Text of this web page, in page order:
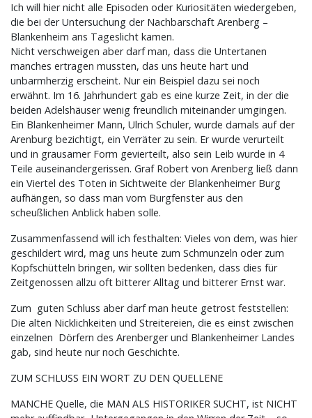
Ich will hier nicht alle Episoden oder Kuriositäten wiedergeben,
die bei der Untersuchung der Nachbarschaft Arenberg –
Blankenheim ans Tageslicht kamen.
Nicht verschweigen aber darf man, dass die Untertanen
manches ertragen mussten, das uns heute hart und
unbarmherzig erscheint. Nur ein Beispiel dazu sei noch
erwähnt. Im 16. Jahrhundert gab es eine kurze Zeit, in der die
beiden Adelshäuser wenig freundlich miteinander umgingen.
Ein Blankenheimer Mann, Ulrich Schuler, wurde damals auf der
Arenburg bezichtigt, ein Verräter zu sein. Er wurde verurteilt
und in grausamer Form gevierteilt, also sein Leib wurde in 4
Teile auseinandergerissen. Graf Robert von Arenberg ließ dann
ein Viertel des Toten in Sichtweite der Blankenheimer Burg
aufhängen, so dass man vom Burgfenster aus den
scheußlichen Anblick haben solle.
Zusammenfassend will ich festhalten: Vieles von dem, was hier
geschildert wird, mag uns heute zum Schmunzeln oder zum
Kopfschütteln bringen, wir sollten bedenken, dass dies für
Zeitgenossen allzu oft bitterer Alltag und bitterer Ernst war.
Zum guten Schluss aber darf man heute getrost feststellen:
Die alten Nicklichkeiten und Streitereien, die es einst zwischen
einzelnen Dörfern des Arenberger und Blankenheimer Landes
gab, sind heute nur noch Geschichte.
ZUM SCHLUSS EIN WORT ZU DEN QUELLENE
MANCHE Quelle, die MAN ALS HISTORIKER SUCHT, ist NICHT